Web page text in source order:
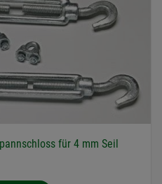
für 4 mm Seil